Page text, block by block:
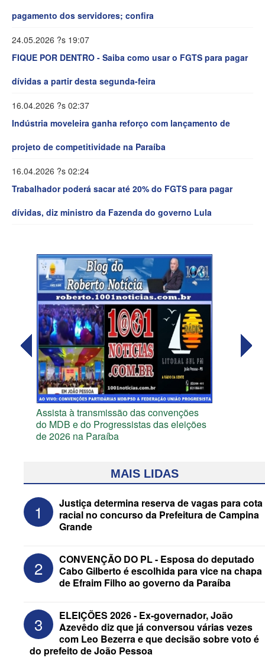
pagamento dos servidores; confira
24.05.2026 ?s 19:07
FIQUE POR DENTRO - Saiba como usar o FGTS para pagar
dívidas a partir desta segunda-feira
16.04.2026 ?s 02:37
Indústria moveleira ganha reforço com lançamento de
projeto de competitividade na Paraíba
16.04.2026 ?s 02:24
Trabalhador poderá sacar até 20% do FGTS para pagar
dívidas, diz ministro da Fazenda do governo Lula
Assista à transmissão das convenções
do MDB e do Progressistas das eleições
de 2026 na Paraíba
Federação Brasil da Esperança decide
nesta terça apoio ao Governo; PT E
PCdoB apostam em Lucas
MAIS LIDAS
1
Justiça determina reserva de vagas para cota
racial no concurso da Prefeitura de Campina
Grande
2
CONVENÇÃO DO PL - Esposa do deputado
Cabo Gilberto é escolhida para vice na chapa
de Efraim Filho ao governo da Paraíba
3
ELEIÇÕES 2026 - Ex-governador, João
Azevêdo diz que já conversou várias vezes
com Leo Bezerra e que decisão sobre voto é
do prefeito de João Pessoa